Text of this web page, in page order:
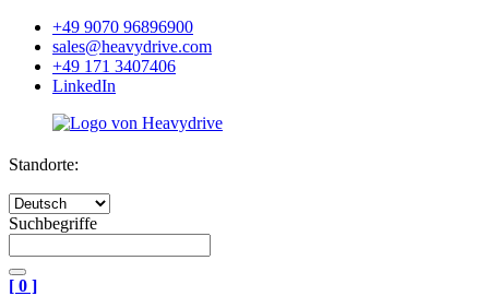
+49 9070 96896900
sales@heavydrive.com
+49 171 3407406
LinkedIn
Standorte:
Suchbegriffe
[ 0 ]